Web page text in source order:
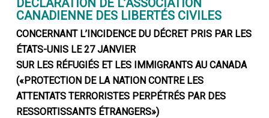
DÉCLARATION DE L’ASSOCIATION
CANADIENNE DES LIBERTÉS CIVILES
CONCERNANT L’INCIDENCE DU DÉCRET PRIS PAR LES
ÉTATS-UNIS LE 27 JANVIER
SUR LES RÉFUGIÉS ET LES IMMIGRANTS AU CANADA
(«PROTECTION DE LA NATION CONTRE LES
ATTENTATS TERRORISTES PERPÉTRÉS PAR DES
RESSORTISSANTS ÉTRANGERS»)